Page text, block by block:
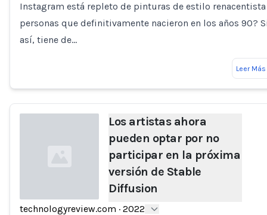
Instagram está repleto de pinturas de estilo
personas que definitivamente nacieron en los años 90?
así, tiene de…
Leer Más
Los artistas ahora
pueden optar por no
participar en la próxima
versión de Stable
Diffusion
technologyreview.com · 2022